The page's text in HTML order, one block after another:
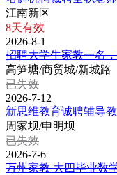
江南新区
8天有效
2026-8-1
招聘大学生家教一名
高笋塘/商贸城/新城路
已失效
2026-7-12
新思维教育诚聘辅导
周家坝/申明坝
已失效
2026-7-6
万州家教 大四毕业数